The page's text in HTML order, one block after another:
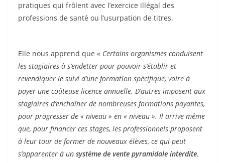
pratiques qui frôlent avec l’exercice illégal des
professions de santé ou l’usurpation de titres.
Elle nous apprend que « Certains organismes conduisent
les stagiaires à s’endetter pour pouvoir s’établir et
revendiquer le suivi d’une formation spécifique, voire à
payer une coûteuse licence annuelle. D’autres imposent aux
stagiaires d’enchaîner de nombreuses formations payantes,
pour progresser de « niveau » en « niveau ». Il arrive même
que, pour financer ces stages, les professionnels proposent
à leur tour de former de nouveaux élèves, ce qui peut
s’apparenter à un système de vente pyramidale interdite.